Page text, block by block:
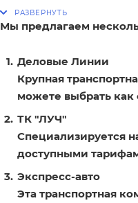
Мы предлагаем
Деловые Линии
Крупная
можете выбрать как
ТК "ЛУЧ"
Специализируется
доступными
Экспресс-авто
Эта транспортная